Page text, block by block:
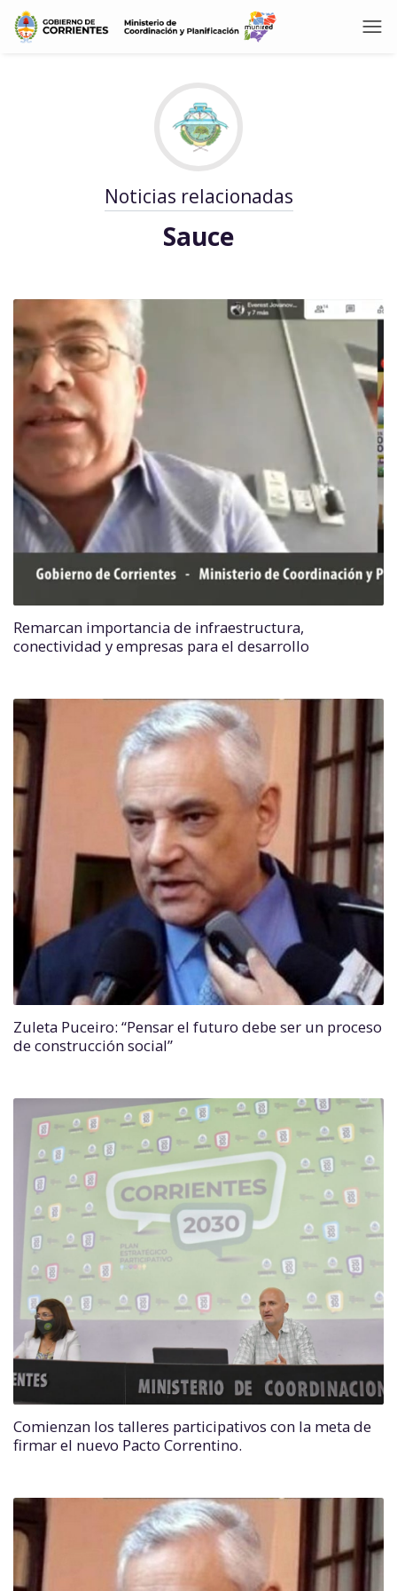
Noticias relacionadas
Sauce
Remarcan importancia de infraestructura,
conectividad y empresas para el desarrollo
Zuleta Puceiro: “Pensar el futuro debe ser un proceso
de construcción social”
Comienzan los talleres participativos con la meta de
firmar el nuevo Pacto Correntino.